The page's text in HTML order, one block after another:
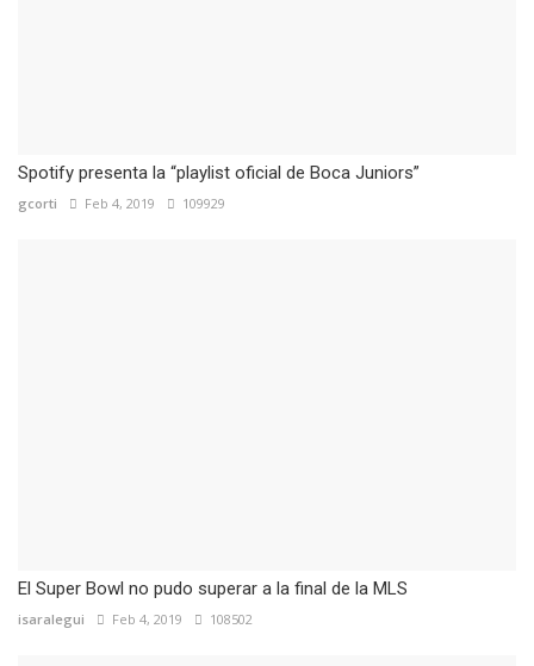
Spotify presenta la “playlist oficial de Boca Juniors”
gcorti Feb 4, 2019 109929
El Super Bowl no pudo superar a la final de la MLS
isaralegui Feb 4, 2019 108502